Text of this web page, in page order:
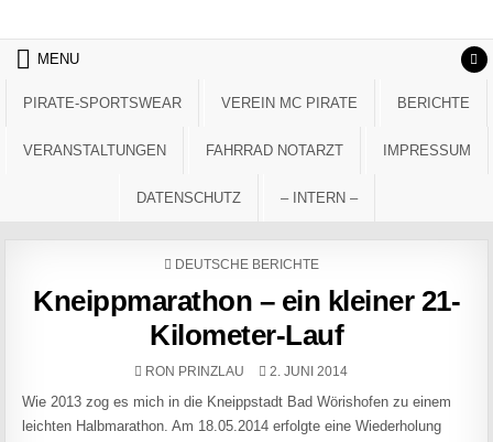
MENU
PIRATE-SPORTSWEAR VEREIN MC PIRATE BERICHTE
VERANSTALTUNGEN FAHRRAD NOTARZT IMPRESSUM
DATENSCHUTZ – INTERN –
POSTED IN
DEUTSCHE BERICHTE
Kneippmarathon – ein kleiner 21-
Kilometer-Lauf
AUTHOR:
RON PRINZLAU PUBLISHED DATE:
2. JUNI 2014
Wie 2013 zog es mich in die Kneippstadt Bad Wörishofen zu einem
leichten Halbmarathon. Am 18.05.2014 erfolgte eine Wiederholung